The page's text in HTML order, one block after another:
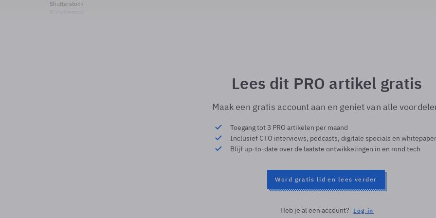
Shutterstock
Lees dit PRO artikel gratis
Maak een gratis account aan en geniet van alle
Toegang tot 3 PRO artikelen per maand
Inclusief CTO interviews, podcasts, digitale specials en
Blijf up-to-date over de laatste ontwikkelingen in en rond tech
Word gratis lid en lees verder
Heb je al een account? Log in